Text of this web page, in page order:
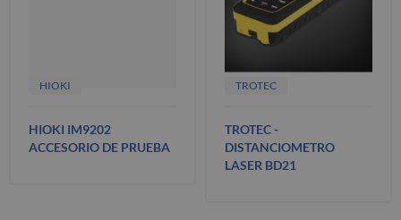
HIOKI
HIOKI IM9202
ACCESORIO DE PRUEBA
TROTEC
TROTEC -
DISTANCIOMETRO
LASER BD21